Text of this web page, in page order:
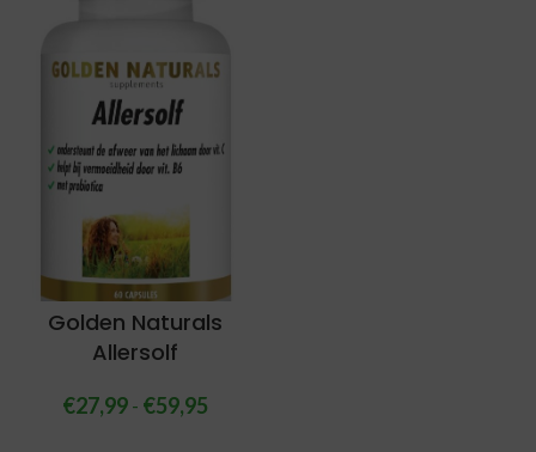
Golden Naturals
Allersolf
€27,99- €59,95